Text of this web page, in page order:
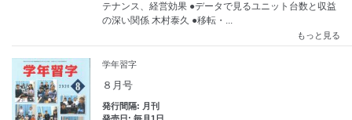
テナンス、経営効果 ●データで見るユニット台数と収益
の深い関係 木村泰久 ●移転・...
もっと見る
学年習字
８月号
発行間隔: 月刊